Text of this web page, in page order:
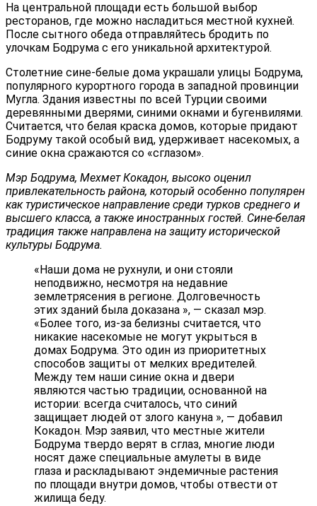
На центральной площади есть большой выбор
ресторанов, где можно насладиться местной кухней.
После сытного обеда отправляйтесь бродить по
улочкам Бодрума с его уникальной архитектурой.
Столетние сине-белые дома украшали улицы Бодрума,
популярного курортного города в западной провинции
Мугла. Здания известны по всей Турции своими
деревянными дверями, синими окнами и бугенвилями.
Считается, что белая краска домов, которые придают
Бодруму такой особый вид, удерживает насекомых, а
синие окна сражаются со «сглазом».
Мэр Бодрума, Мехмет Кокадон, высоко оценил
привлекательность района, который особенно популярен
как туристическое направление среди турков среднего и
высшего класса, а также иностранных гостей. Сине-белая
традиция также направлена на защиту исторической
культуры Бодрума.
«Наши дома не рухнули, и они стояли
неподвижно, несмотря на недавние
землетрясения в регионе. Долговечность
этих зданий была доказана », — сказал мэр.
«Более того, из-за белизны считается, что
никакие насекомые не могут укрыться в
домах Бодрума. Это один из приоритетных
способов защиты от мелких вредителей.
Между тем наши синие окна и двери
являются частью традиции, основанной на
истории: всегда считалось, что синий
защищает людей от злого кануна », — добавил
Кокадон. Мэр заявил, что местные жители
Бодрума твердо верят в сглаз, многие люди
носят даже специальные амулеты в виде
глаза и раскладывают эндемичные растения
по площади внутри домов, чтобы отвести от
жилища беду.